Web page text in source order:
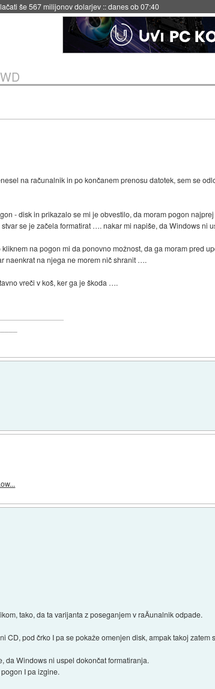
še 567 milijonov dolarjev ::danes ob 07:40
na računalnik in po končanem prenosu datotek, sem se
- disk in prikazalo se mi je obvestilo, da moram pogon
se je začela formatirat …. nakar mi napiše, da Windows ni
na pogon mi da ponovno možnost, da ga moram pred
naenkrat na njega ne morem nič shranit ….
vreči v koš, ker ga je škoda ….
tako, da ta varijanta z poseganjem v raÄunalnik odpade.
CD, pod črko I pa se pokaže omenjen disk, ampak takoj zatem
da Windows ni uspel dokončat formatiranja.
I pa izgine.